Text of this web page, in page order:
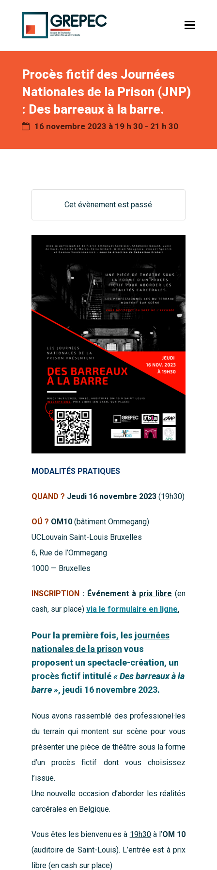
Procès fictif des Journées
Nationales de la Prison (JNP)
: Des barreaux à la barre.
16 novembre 2023 à 19 h 30- 21 h 30
Cet évènement est passé
MODALITÉS PRATIQUES
QUAND ? Jeudi 16 novembre 2023 (19h30)
OÚ ? OM10(bâtiment Ommegang)
UCLouvain Saint-Louis Bruxelles
6, Rue de l’Ommegang
1000 — Bruxelles
INSCRIPTION : Événement à prix libre (en
cash, sur place) via le formulaire en ligne.
Pour la première fois, les journées
nationales de la prison vous
proposent un spectacle-création, un
procès fictifintitulé« Des barreaux à la
barre », jeudi 16 novembre 2023.
Nous avons rassemblé des professionel·les
du terrain qui montent sur scène pour vous
présenter une pièce de théâtre sous la forme
d’un procès fictif dont vous choisissez
l’issue.
Une nouvelle occasion d’aborder les réalités
carcérales en Belgique.
Vous êtes les bienvenu·es à 19h30à l’OM 10
(auditoire de Saint-Louis). L’entrée est à prix
libre (en cash sur place)